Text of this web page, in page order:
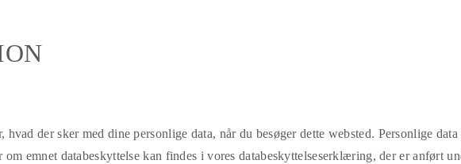
der sker med dine personlige data, når du besøger dette websted. Personlige
emnet databeskyttelse kan findes i vores databeskyttelseserklæring, der er anført